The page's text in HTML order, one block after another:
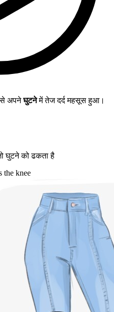
अपनेघुटनेमें तेज दर्द महसूस हुआ।
घुटने को ढकता है
the knee